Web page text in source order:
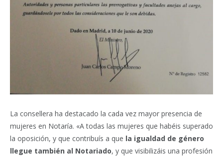
La consellera ha destacado la cada vez mayor presencia de
mujeres en Notaría. «A todas las mujeres que habéis superado
la oposición, y que contribuís a que la igualdad de género
llegue también al Notariado, y que visibilizáis una profesión